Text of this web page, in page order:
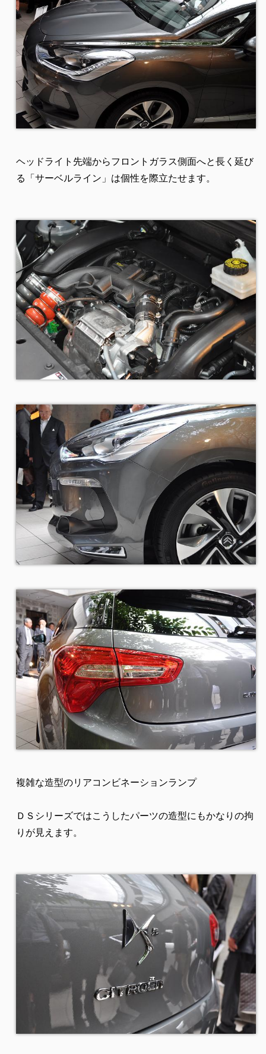
ヘッドライト先端からフロントガラス側面へと長く延び
る「サーベルライン」は個性を際立たせます。
複雑な造型のリアコンビネーションランプ
ＤＳシリーズではこうしたパーツの造型にもかなりの拘
りが見えます。